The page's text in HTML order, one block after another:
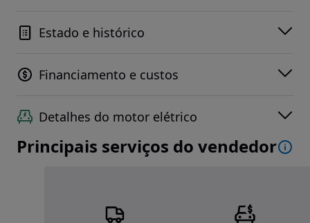
Estado e histórico
Financiamento e custos
Detalhes do motor elétrico
Principais serviços do vendedor